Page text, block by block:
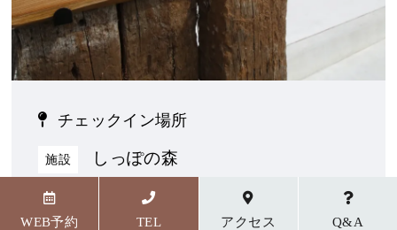
チェックイン場所
施設 しっぽの森
〒656-1727 兵庫県淡路市野島貴船23番地5
WEB予約
TEL アクセス Q&A